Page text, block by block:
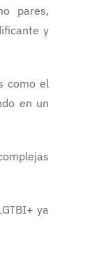
pares,
y
como el
en un
ya